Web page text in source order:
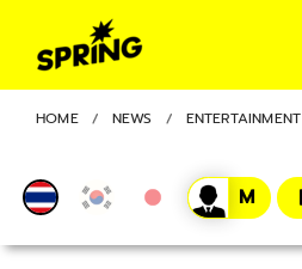
HOME NEWS ENTERTAINMENT